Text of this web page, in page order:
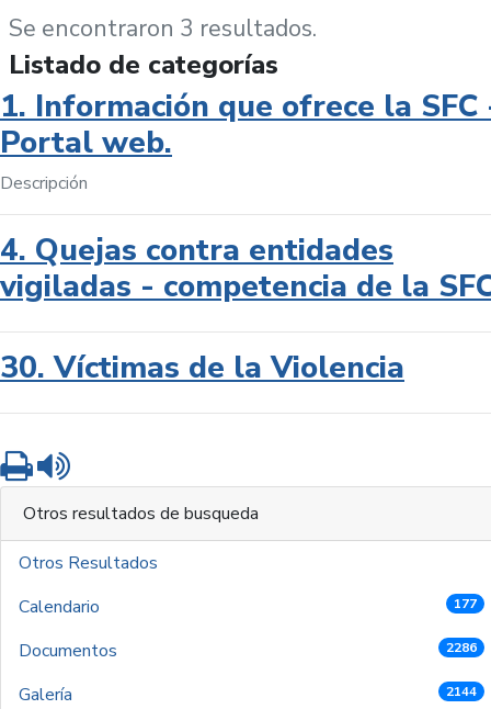
Se encontraron 3 resultados.
Listado de categorías
1. Información que ofrece la SFC
Portal web.
Descripción
4. Quejas contra entidades
vigiladas - competencia de la
30. Víctimas de la Violencia
Imprimir
Otros resultados de busqueda
Otros Resultados
Calendario
177
Documentos 2286
Galería 2144